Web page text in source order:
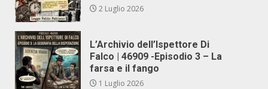
2 Luglio 2026
L’Archivio dell’Ispettore Di
Falco | 46909 -Episodio 3 – La
farsa e il fango
1 Luglio 2026